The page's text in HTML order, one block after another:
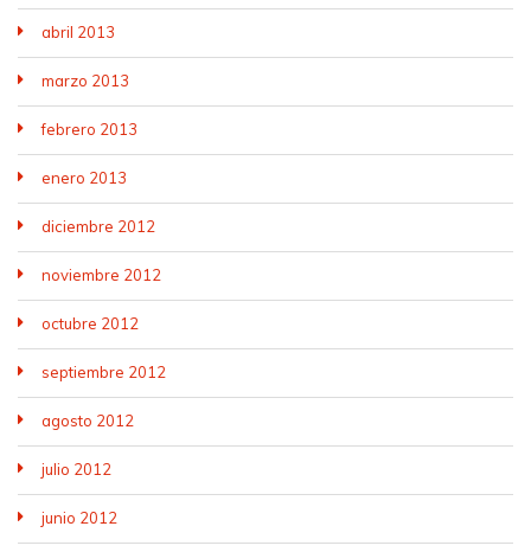
abril 2013
marzo 2013
febrero 2013
enero 2013
diciembre 2012
noviembre 2012
octubre 2012
septiembre 2012
agosto 2012
julio 2012
junio 2012